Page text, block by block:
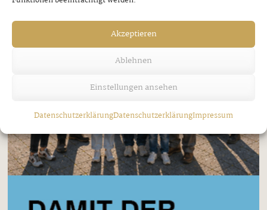
Akzeptieren
Ablehnen
Einstellungen ansehen
DatenschutzerklärungDatenschutzerklärungImpressum